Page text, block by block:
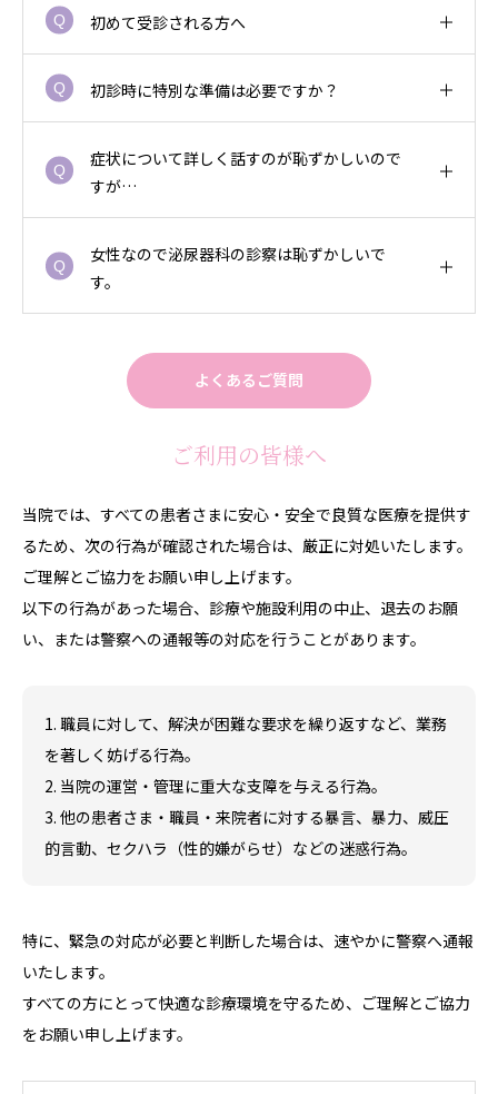
初めて受診される方へ
初診時に特別な準備は必要ですか？
症状について詳しく話すのが恥ずかしいので
すが…
女性なので泌尿器科の診察は恥ずかしいで
す。
よくあるご質問
ご利用の皆様へ
当院では、すべての患者さまに安心・安全で良質な医療を提供す
るため、次の行為が確認された場合は、厳正に対処いたします。
ご理解とご協力をお願い申し上げます。
以下の行為があった場合、診療や施設利用の中止、退去のお願
い、または警察への通報等の対応を行うことがあります。
1. 職員に対して、解決が困難な要求を繰り返すなど、業務
を著しく妨げる行為。
2. 当院の運営・管理に重大な支障を与える行為。
3. 他の患者さま・職員・来院者に対する暴言、暴力、威圧
的言動、セクハラ（性的嫌がらせ）などの迷惑行為。
特に、緊急の対応が必要と判断した場合は、速やかに警察へ通報
いたします。
すべての方にとって快適な診療環境を守るため、ご理解とご協力
をお願い申し上げます。